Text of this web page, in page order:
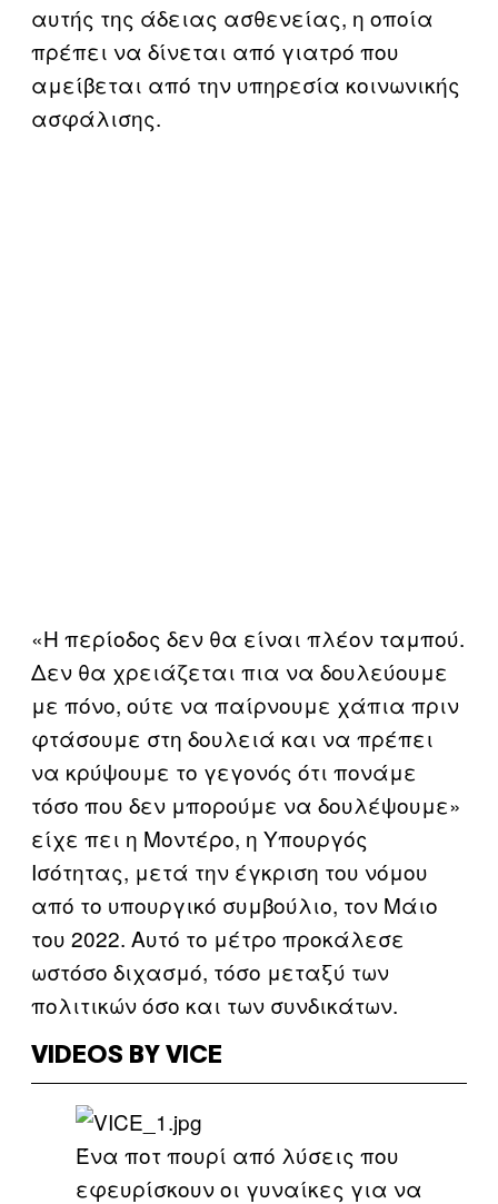
αυτής της άδειας ασθενείας, η οποία
πρέπει να δίνεται από γιατρό που
αμείβεται από την υπηρεσία κοινωνικής
ασφάλισης.
«Η περίοδος δεν θα είναι πλέον ταμπού.
Δεν θα χρειάζεται πια να δουλεύουμε
με πόνο, ούτε να παίρνουμε χάπια πριν
φτάσουμε στη δουλειά και να πρέπει
να κρύψουμε το γεγονός ότι πονάμε
τόσο που δεν μπορούμε να δουλέψουμε»
είχε πει η Μοντέρο, η Υπουργός
Ισότητας, μετά την έγκριση του νόμου
από το υπουργικό συμβούλιο, τον Μάιο
του 2022. Αυτό το μέτρο προκάλεσε
ωστόσο διχασμό, τόσο μεταξύ των
πολιτικών όσο και των συνδικάτων.
VIDEOS BY VICE
Ένα ποτ πουρί από λύσεις που
εφευρίσκουν οι γυναίκες για να